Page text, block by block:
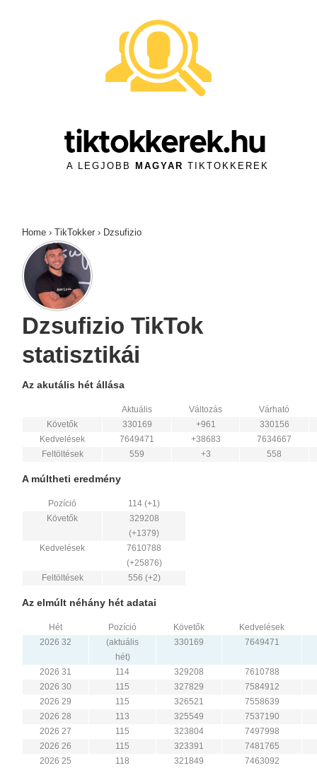
tiktokkerek.hu
A LEGJOBB MAGYAR TIKTOKKEREK
Home › TikTokker › Dzsufizio
Dzsufizio TikTok
statisztikái
Az akutális hét állása
Aktuális Változás
Várható
Követők
330169 +961
330156
Kedvelések
7649471 +38683
7634667
Feltöltések
559 +3 558
A múltheti eredmény
Pozíció
114 (+1)
Követők
329208
(+1379)
Kedvelések
7610788
(+25876)
Feltöltések
556 (+2)
Az elmúlt néhány hét adatai
Hét Pozíció Követők
Kedvelések
2026 32
(aktuális
hét)
330169 7649471
2026 31 114 329208
7610788
2026 30
115 327829
7584912
2026 29
115 326521
7558639
2026 28
113 325549
7537190
2026 27
115 323804
7497998
2026 26
115 323391
7481765
2026 25
118 321849
7463092